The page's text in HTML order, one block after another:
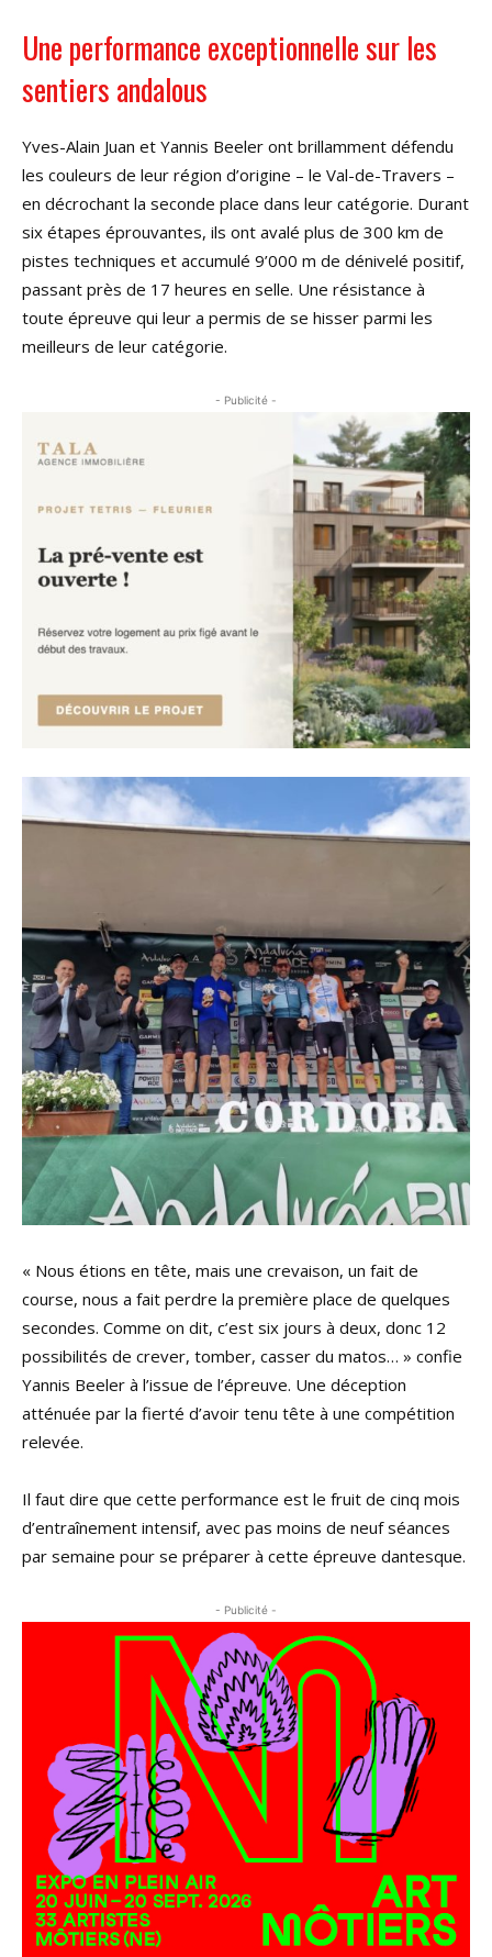
Une performance exceptionnelle sur les
sentiers andalous
Yves-Alain Juan et Yannis Beeler ont brillamment défendu
les couleurs de leur région d’origine – le Val-de-Travers –
en décrochant la seconde place dans leur catégorie. Durant
six étapes éprouvantes, ils ont avalé plus de 300 km de
pistes techniques et accumulé 9’000 m de dénivelé positif,
passant près de 17 heures en selle. Une résistance à
toute épreuve qui leur a permis de se hisser parmi les
meilleurs de leur catégorie.
- Publicité -
« Nous étions en tête, mais une crevaison, un fait de
course, nous a fait perdre la première place de quelques
secondes. Comme on dit, c’est six jours à deux, donc 12
possibilités de crever, tomber, casser du matos… » confie
Yannis Beeler à l’issue de l’épreuve. Une déception
atténuée par la fierté d’avoir tenu tête à une compétition
relevée.
Il faut dire que cette performance est le fruit de cinq mois
d’entraînement intensif, avec pas moins de neuf séances
par semaine pour se préparer à cette épreuve dantesque.
- Publicité -